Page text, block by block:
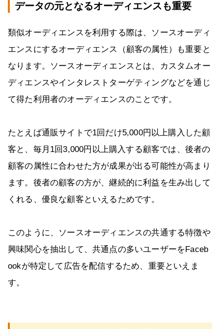
データの元となるオーディエンスも重要
類似オーディエンスを利用する際は、ソースオーディ
エンスにするオーディエンス（顧客の属性）も重要と
なります。ソースオーディエンスとは、カスタムオー
ディエンスやインタレストターゲティングなどを通じ
て得た利用者のオーディエンスのことです。
たとえば通販サイトで1回だけ5,000円以上購入した顧
客と、毎月1回3,000円以上購入する顧客では、後者の
顧客の属性に合わせた方が成果が出る可能性が高まり
ます。後者の顧客の方が、継続的に利益を生み出して
くれる、優良な顧客といえるためです。
このように、ソースオーディエンスの共通する特徴や
興味関心を抽出して、共通点の多いユーザーをFaceb
ookが特定して広告を配信するため、重要といえま
す。